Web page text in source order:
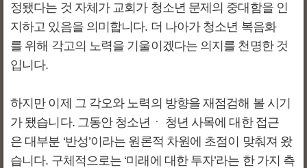
정됐다는 것 자체가 교회가 청소년 문제의 중대함을 인
지하고 있음을 의미합니다. 더 나아가 청소년 복음화
를 위해 각고의 노력을 기울이겠다는 의지를 천명한 것
입니다.
하지만 이제 그 각오와 노력의 방향을 재점검해 볼 시기
가 됐습니다. 그동안 청소년ㆍ 청년 사목에 대한 접근
은 대부분 ‘반성’이라는 원론적 차원에 초점이 맞춰져 왔
습니다. 구체적으로는 ‘미래에 대한 투자’라는 한 가지 측